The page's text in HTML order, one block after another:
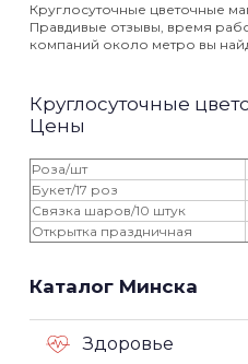
Круглосуточные цветочные
Правдивые отзывы, время
компаний около метро вы
Круглосуточные
Цены
Роза/шт
Букет/17 роз
Связка шаров/10 штук
Открытка праздничная
Каталог Минска
Здоровье